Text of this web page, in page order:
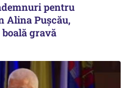
pentru
Alina Pușcău,
gravă